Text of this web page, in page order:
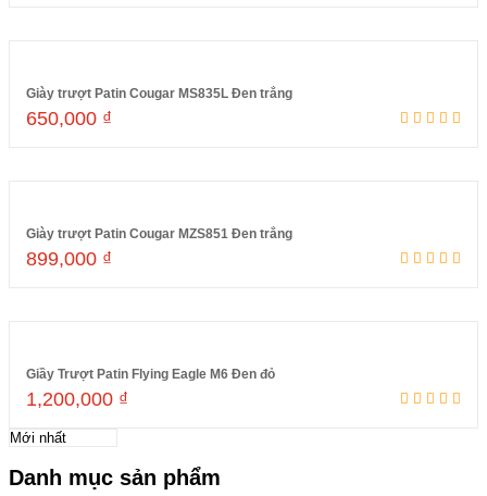
Giày trượt Patin Cougar MS835L Đen trắng
650,000 ₫
Giày trượt Patin Cougar MZS851 Đen trắng
899,000 ₫
Giầy Trượt Patin Flying Eagle M6 Đen đỏ
1,200,000 ₫
Danh mục sản phẩm